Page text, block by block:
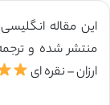
ارزان – نقره ای